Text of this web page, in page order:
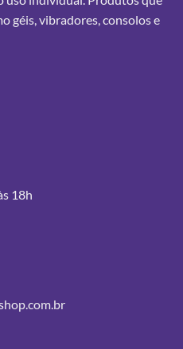
géis, vibradores, consolos e
18h